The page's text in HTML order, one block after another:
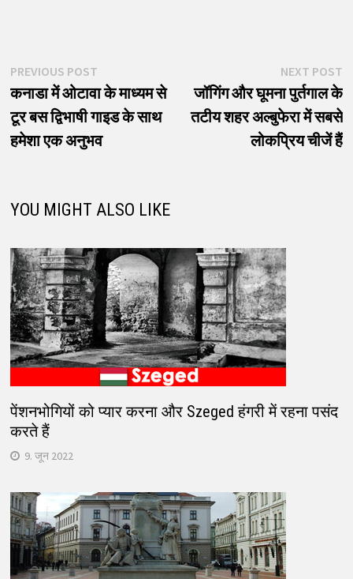
पोस्ट
नेविगेशन
PREVIOUS POSTPrevious
post:
कनाडा में ओटावा के माध्यम से
टूर बस द्विभाषी गाइड के साथ
हमेशा एक अनुभव
NEXT POST
जॉगिंग और घूमना पुर्तगाल के
तटीय शहर अल्बुफेरा में सबसे
लोकप्रिय चीजें हैं
YOU MIGHT ALSO LIKE
पेंशनभोगियों को प्यार करना और Szeged हंगरी में रहना पसंद
करते हैं
9. जून 2022